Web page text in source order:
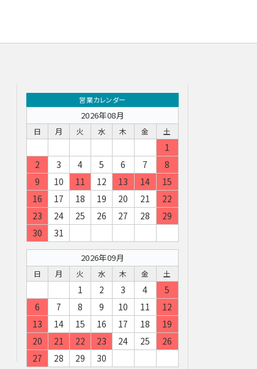
営業カレンダー
2026年08月
日 月 火 水 木 金 土
1
2
3 4 5 6 7
8
9
10 11 12 13 14
15
16
17 18 19 20 21
22
23
24 25 26 27 28
29
30
31
2026年09月
日 月 火 水 木 金 土
1 2 3 4
5
6
7 8 9 10 11
12
13
14 15 16 17 18
19
20
21 22 23 24 25
26
27
28 29 30